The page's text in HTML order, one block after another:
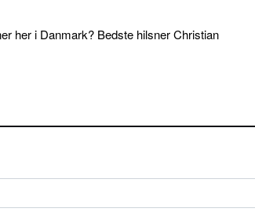
her i Danmark? Bedste hilsner Christian